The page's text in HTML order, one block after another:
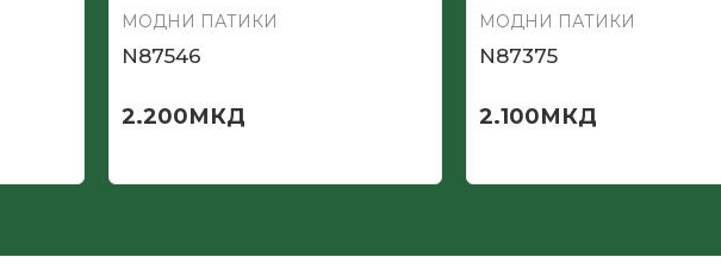
МОДНИ ПАТИКИ
N87546
2.200МКД
МОДНИ ПАТИКИ
N87375
2.100МКД